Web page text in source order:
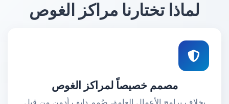
لماذا تختارنا مراكز الغوص
مصمم خصيصاً لمراكز الغوص
بخلاف برامج الأعمال العامة، صُمم دايف أدمن من قِبل